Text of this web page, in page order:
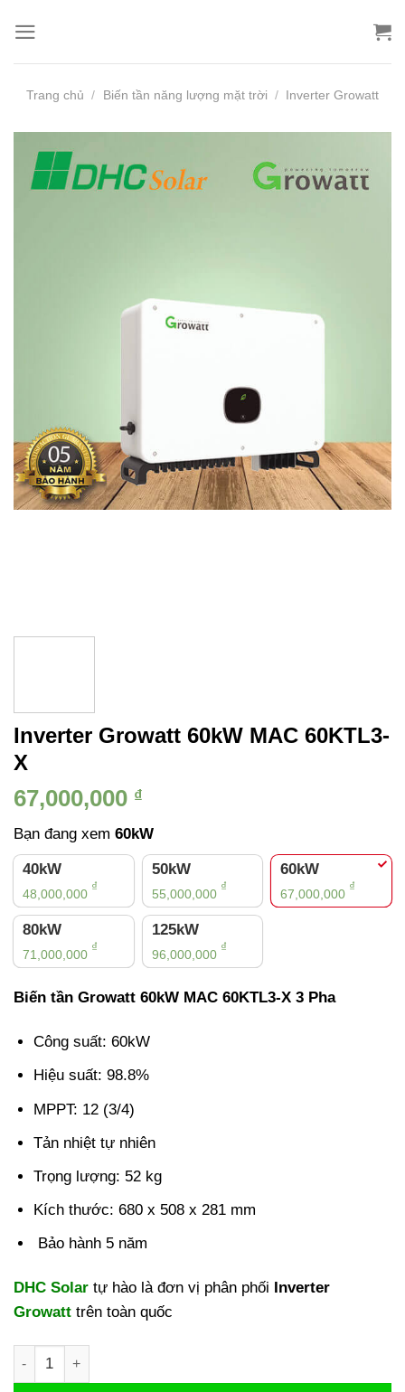
qua
nội
Trang chủ / Biến tần năng lượng mặt trời / Inverter Growatt
Inverter Growatt 60kW MAC 60KTL3-
X
67,000,000 ₫
Bạn đang xem 60kW
40kW
48,000,000
₫
50kW
55,000,000
₫
60kW
67,000,000
₫
80kW
71,000,000
₫
125kW
96,000,000
₫
Biến tần Growatt 60kW MAC 60KTL3-X 3 Pha
Công suất: 60kW
Hiệu suất: 98.8%
MPPT: 12 (3/4)
Tản nhiệt tự nhiên
Trọng lượng: 52 kg
Kích thước: 680 x 508 x 281 mm
Bảo hành 5 năm
DHC Solar tự hào là đơn vị phân phối
Inverter
Growatt trên toàn quốc
Inverter Growatt 60kW MAC 60KTL3-X số lượng